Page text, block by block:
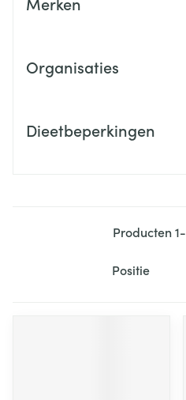
Organisaties
Dieetbeperkingen
Producten1-
Sorteer op: